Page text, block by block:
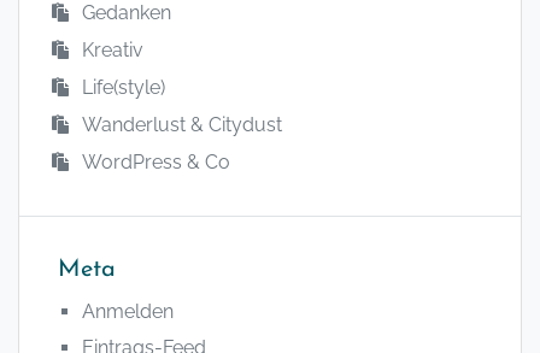
Gedanken
Kreativ
Life(style)
Wanderlust & Citydust
WordPress & Co
Meta
Anmelden
Eintrags-Feed